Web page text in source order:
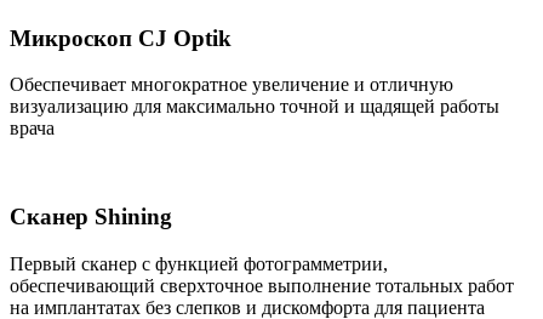
Микроскоп CJ Optik
Обеспечивает многократное увеличение и отличную
визуализацию для максимально точной и щадящей работы
врача
Сканер Shining
Первый сканер с функцией фотограмметрии,
обеспечивающий сверхточное выполнение тотальных работ
на имплантатах без слепков и дискомфорта для пациента